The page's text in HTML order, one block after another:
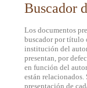
Buscador
Los documentos
buscador por título
institución del
presentan, por
en función del
están relacionados.
presentación de